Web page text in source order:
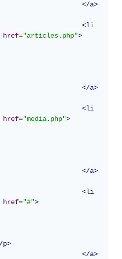
</a>
<li
href="articles.php">
</a>
<li
href="media.php">
</a>
<li
href="#">
p>
</a>